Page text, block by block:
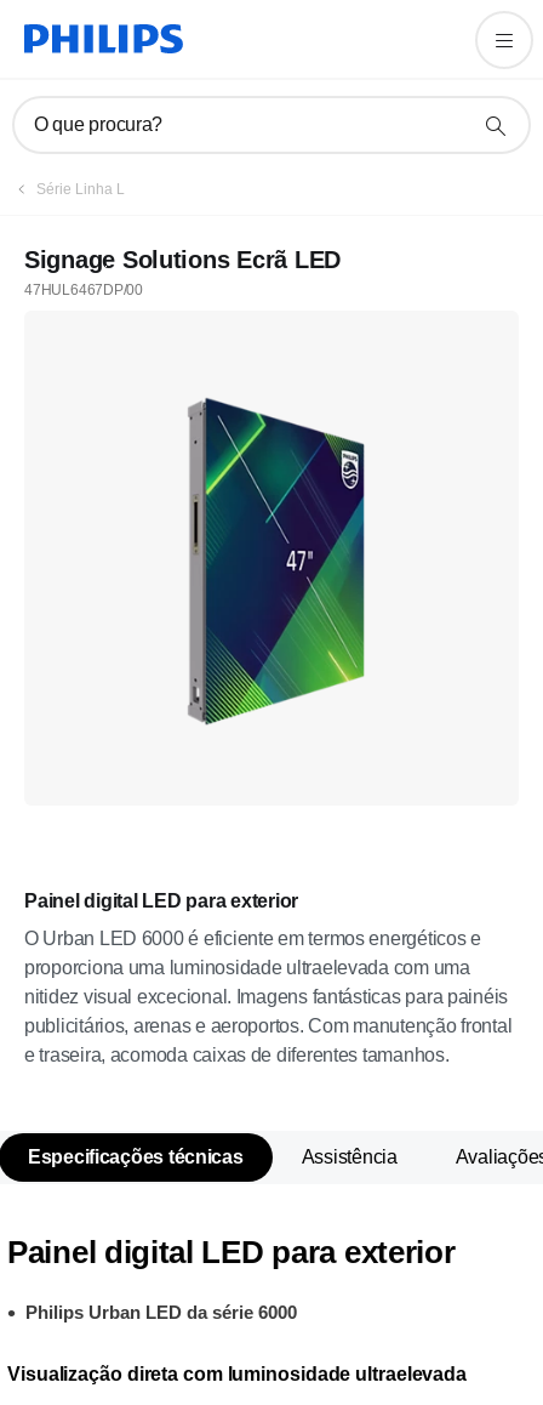
O que procura?
Série Linha L
Signage Solutions Ecrã LED
47HUL6467DP/00
Painel digital LED para exterior
O Urban LED 6000 é eficiente em termos energéticos e
proporciona uma luminosidade ultraelevada com uma
nitidez visual excecional. Imagens fantásticas para painéis
publicitários, arenas e aeroportos. Com manutenção frontal
e traseira, acomoda caixas de diferentes tamanhos.
Especificações técnicas Assistência
Painel digital LED para exterior
Philips Urban LED da série 6000
Visualização direta com luminosidade ultraelevada